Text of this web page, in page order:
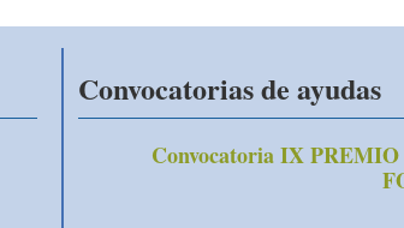
Convocatorias de ayudas
Convocatoria IX